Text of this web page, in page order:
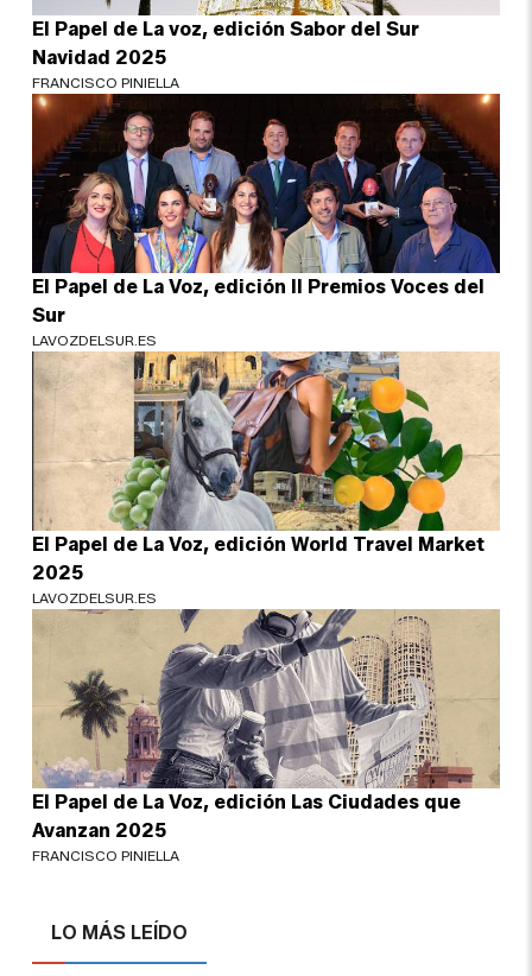
LO MÁS LEÍDO
El Papel de La voz, edición Sabor del Sur
Navidad 2025
FRANCISCO PINIELLA
El Papel de La Voz, edición II Premios Voces del
Sur
LAVOZDELSUR.ES
El Papel de La Voz, edición World Travel Market
2025
LAVOZDELSUR.ES
El Papel de La Voz, edición Las Ciudades que
Avanzan 2025
FRANCISCO PINIELLA